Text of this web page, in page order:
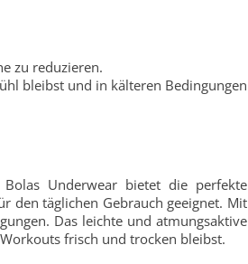
zu reduzieren.
bleibst und in kälteren Bedingungen
Underwear bietet die perfekte
den täglichen Gebrauch geeignet. Mit
Das leichte und atmungsaktive
frisch und trocken bleibst.